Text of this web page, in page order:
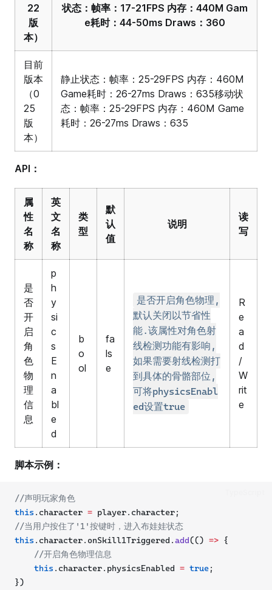
22
版
本）
状态：帧率：17-21FPS 内存：440M Gam
e耗时：44-50ms Draws：360
目前
版本
（0
25
版
本）
静止状态：帧率：25-29FPS 内存：460M
Game耗时：26-27ms Draws：635移动状
态：帧率：25-29FPS 内存：460M Game
耗时：26-27ms Draws：635
API：
属
性
名
称
英
文
名
称
类
型
默
认
值
说明
读
写
是
否
开
启
角
色
物
理
信
息
p
h
y
si
c
s
E
n
a
bl
e
d
b
o
ol
fa
ls
e
是否开启角色物理,
默认关闭以节省性
能.该属性对角色射
线检测功能有影响,
如果需要射线检测打
到具体的骨骼部位,
可将physicsEnabl
ed设置true
R
e
a
d
/
W
rit
e
脚本示例：
//声明玩家角色
this .character = player.character;
//当用户按住了'1'按键时，进入布娃娃状态
this .character.onSkill1Triggered.add(() => {
//开启角色物理信息
this .character.physicsEnabled = true;
})